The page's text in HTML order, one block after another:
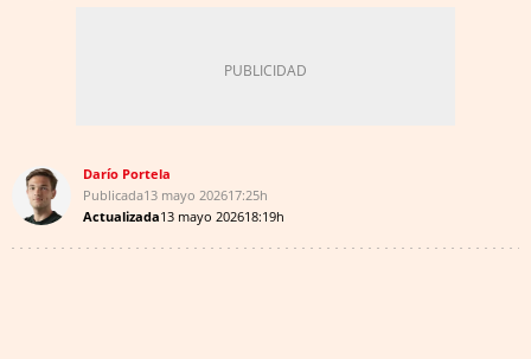
Darío Portela
Publicada13 mayo 202617:25h
Actualizada13 mayo 202618:19h